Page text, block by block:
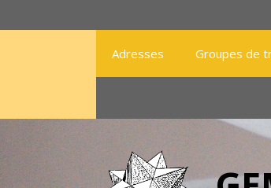
Adresses Groupes de